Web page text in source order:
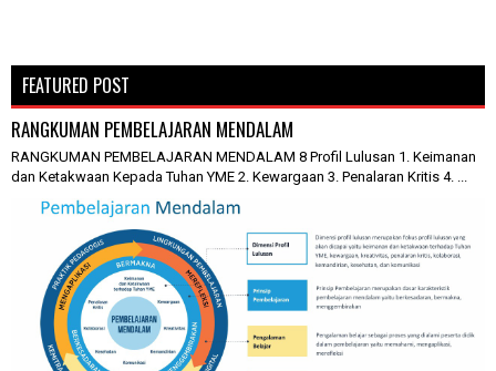
FEATURED POST
RANGKUMAN PEMBELAJARAN MENDALAM
RANGKUMAN PEMBELAJARAN MENDALAM 8 Profil Lulusan 1. Keimanan
dan Ketakwaan Kepada Tuhan YME 2. Kewargaan 3. Penalaran Kritis 4. ...